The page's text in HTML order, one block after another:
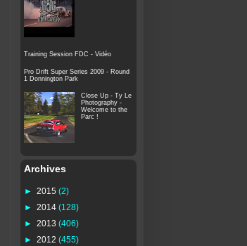
Training Session FDC - Vidéo
Pro Drift Super Series 2009 - Round
1 Donnington Park
Close Up - Ty Le
Photography -
Welcome to the
Parc !
Archives
► 2015 (2)
► 2014 (128)
► 2013 (406)
► 2012 (455)